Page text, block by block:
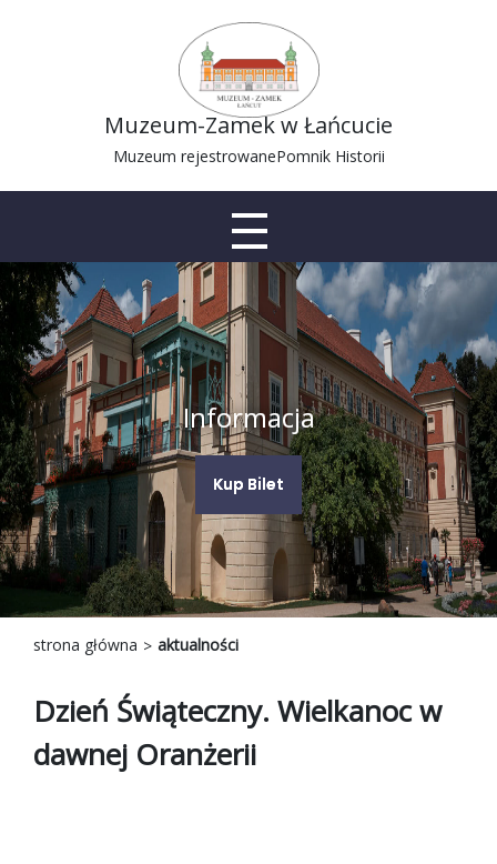
Muzeum-Zamek w Łańcucie
Muzeum rejestrowanePomnik Historii
Informacja
Kup Bilet
strona główna aktualności
Dzień Świąteczny. Wielkanoc w
dawnej Oranżerii